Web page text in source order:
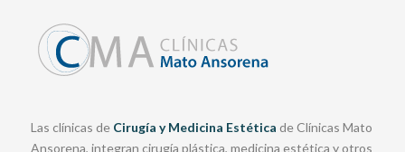
Las clínicas de Cirugía y Medicina Estética de Clínicas Mato
Ansorena, integran cirugía plástica, medicina estética y otros